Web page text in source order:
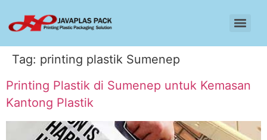
Tag: printing plastik Sumenep
Printing Plastik di Sumenep untuk Kemasan
Kantong Plastik